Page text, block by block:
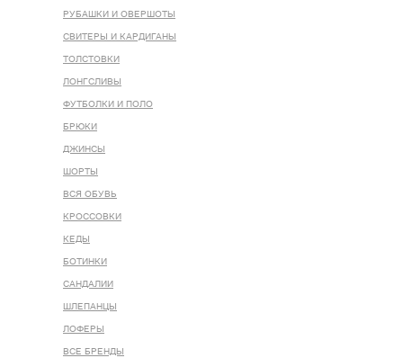
РУБАШКИ И ОВЕРШОТЫ
СВИТЕРЫ И КАРДИГАНЫ
ТОЛСТОВКИ
ЛОНГСЛИВЫ
ФУТБОЛКИ И ПОЛО
БРЮКИ
ДЖИНСЫ
ШОРТЫ
ВСЯ ОБУВЬ
КРОССОВКИ
КЕДЫ
БОТИНКИ
САНДАЛИИ
ШЛЕПАНЦЫ
ЛОФЕРЫ
ВСЕ БРЕНДЫ